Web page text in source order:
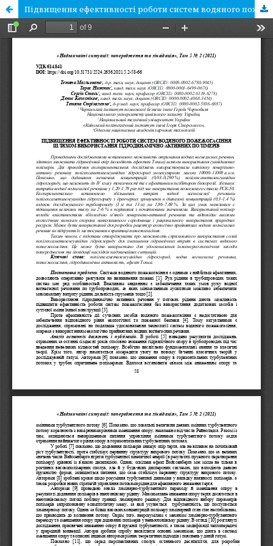
Підвищення ефективності роботи систем водяного пожежогасіння шляхом використання гідродинамічно активних полімерів